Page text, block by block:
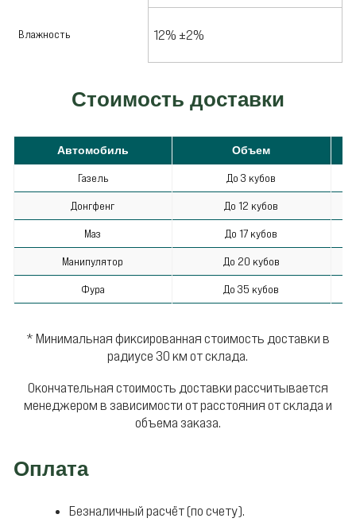
Влажность 12% ±2%
Стоимость доставки
Автомобиль Объем
Газель До 3 кубов
Донгфенг До 12 кубов
Маз До 17 кубов
Манипулятор До 20 кубов
Фура До 35 кубов
* Минимальная фиксированная стоимость доставки в
радиусе 30 км от склада.
Окончательная стоимость доставки рассчитывается
менеджером в зависимости от расстояния от склада и
объема заказа.
Оплата
Безналичный расчёт (по счету).